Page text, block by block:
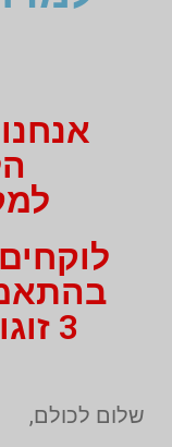
3 זוגות במחיר אחד!
שלום לכולם,